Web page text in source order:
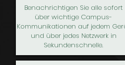
Benachrichtigen Sie alle sofort
über wichtige Campus-
Kommunikationen auf jedem
und über jedes Netzwerk in
Sekundenschnelle.